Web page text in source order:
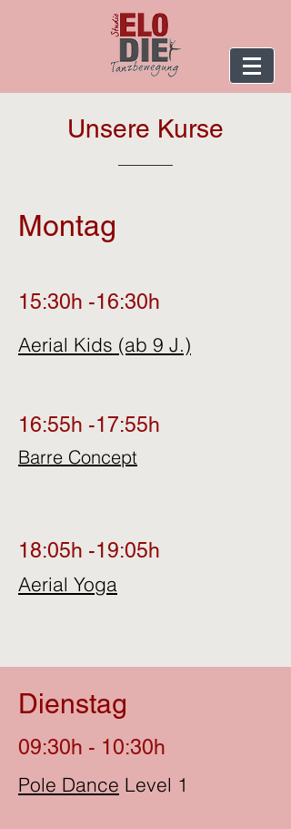
Unsere Kurse
Montag
15:30h -16:30h
Aerial Kids (ab 9 J.)
16:55h -17:55h
Barre Concept
18:05h -19:05h
Aerial Yoga
Dienstag
09:30h - 10:30h
Pole Dance Level 1